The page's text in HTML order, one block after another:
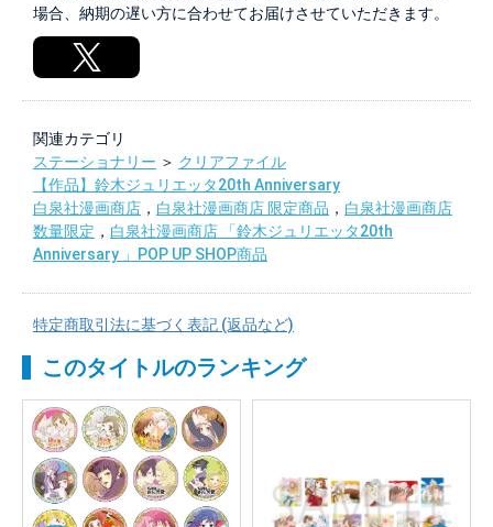
場合、納期の遅い方に合わせてお届けさせていただきます。
関連カテゴリ
ステーショナリー ＞ クリアファイル
【作品】鈴木ジュリエッタ20th Anniversary
白泉社漫画商店 ， 白泉社漫画商店 限定商品 ， 白泉社漫画商店
数量限定 ， 白泉社漫画商店 「鈴木ジュリエッタ20th
Anniversary 」POP UP SHOP商品
特定商取引法に基づく表記 (返品など)
このタイトルのランキング